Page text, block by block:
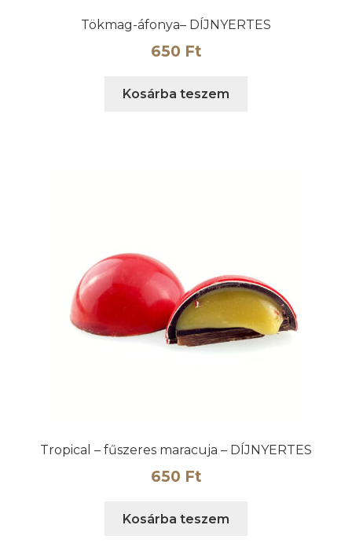
Tökmag-áfonya– DÍJNYERTES
650 Ft
Kosárba teszem
Tropical – fűszeres maracuja – DÍJNYERTES
650 Ft
Kosárba teszem